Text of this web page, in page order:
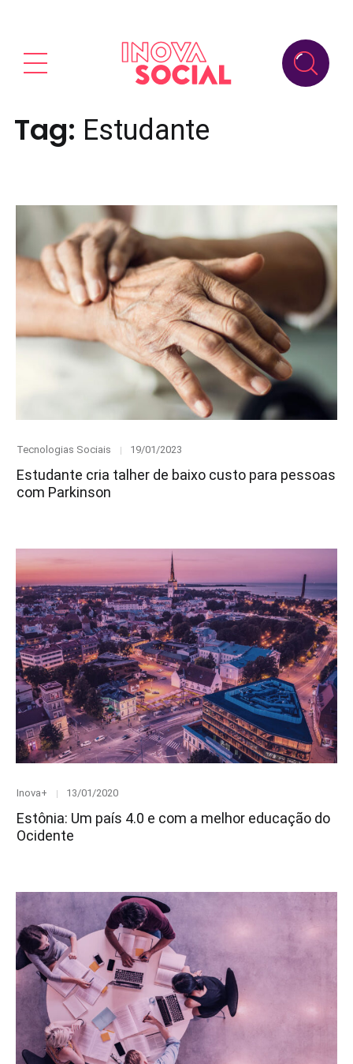
Tag: Estudante
Category
Tecnologias Sociais
Posted
19/01/2023
Estudante cria talher de baixo custo para pessoas
com Parkinson
Category
Inova+
Posted
13/01/2020
Estônia: Um país 4.0 e com a melhor educação do
Ocidente